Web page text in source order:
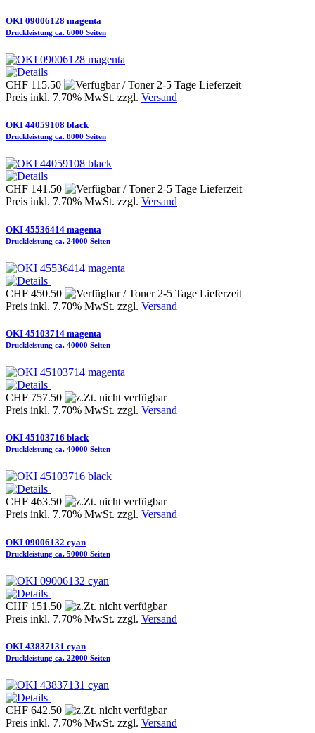
OKI 09006128 magenta
Druckleistung ca. 6000 Seiten
CHF 115.50
Preis inkl. 7.70% MwSt. zzgl. Versand
OKI 44059108 black
Druckleistung ca. 8000 Seiten
CHF 141.50
Preis inkl. 7.70% MwSt. zzgl. Versand
OKI 45536414 magenta
Druckleistung ca. 24000 Seiten
CHF 450.50
Preis inkl. 7.70% MwSt. zzgl. Versand
OKI 45103714 magenta
Druckleistung ca. 40000 Seiten
CHF 757.50
Preis inkl. 7.70% MwSt. zzgl. Versand
OKI 45103716 black
Druckleistung ca. 40000 Seiten
CHF 463.50
Preis inkl. 7.70% MwSt. zzgl. Versand
OKI 09006132 cyan
Druckleistung ca. 50000 Seiten
CHF 151.50
Preis inkl. 7.70% MwSt. zzgl. Versand
OKI 43837131 cyan
Druckleistung ca. 22000 Seiten
CHF 642.50
Preis inkl. 7.70% MwSt. zzgl. Versand